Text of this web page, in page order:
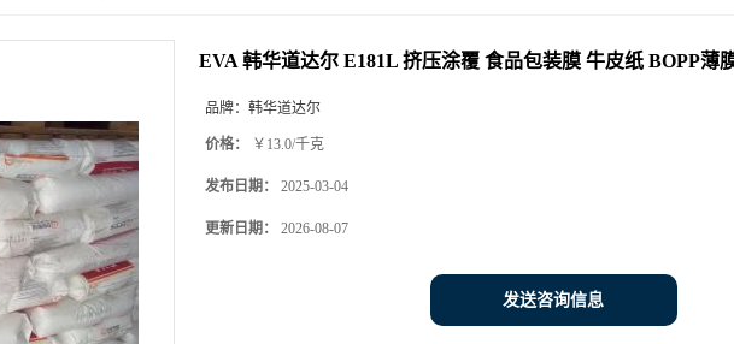
EVA 韩华道达尔 E181L 挤压涂覆 食品包装膜 牛皮纸 BOPP薄
品牌： 韩华道达尔
价格： ￥13.0/千克
发布日期： 2025-03-04
更新日期： 2026-08-07
发送咨询信息